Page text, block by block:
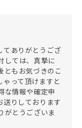
てありがとうござ
しては、真摯に
ともお気づきのこ
って頂けますと
な情報や確定申
りしております
がとうございま